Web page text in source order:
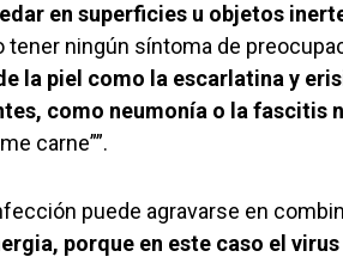
en superficies u objetos
tener ningún síntoma de
la piel como la escarlatina y
como neumonía o la fascitis
carne””.
puede agravarse en
porque en este caso el